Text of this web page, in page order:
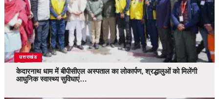
उत्तराखंड
केदारनाथ धाम में बीपीसीएल अस्पताल का लोकार्पण, श्रद्धालुओं को मिलेंगी
आधुनिक स्वास्थ्य सुविधाएं…